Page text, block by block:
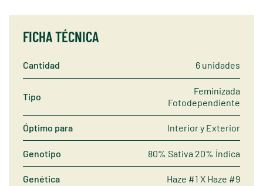
FICHA TÉCNICA
Cantidad 6 unidades
Tipo
Feminizada
Fotodependiente
Óptimo para Interior y Exterior
Genotipo 80% Sativa 20% Índica
Genética Haze #1 X Haze #9